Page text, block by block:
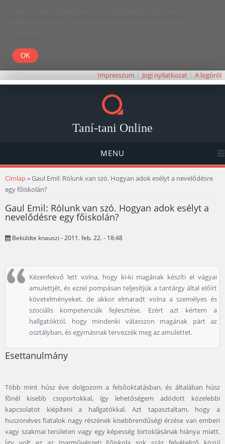
Kedves Olvasó! Weboldalunk böngészésével Ön elfogadja, hogy a
felhasználói élmény javítása céljából cookie-kat használunk.
Köszönjük!
Impresszum Jogi nyilatkozat A logóról
Taní-tani Online
MENU
Jelenlegi hely
Címlap» Gaul Emil: Rólunk van szó. Hogyan adok esélyt a nevelődésre
egy főiskolán?
Gaul Emil: Rólunk van szó. Hogyan adok esélyt a
nevelődésre egy főiskolán?
Beküldte knauszi - 2011. feb. 22. - 18:48
Kézenfekvő lett volna, hogy ki-ki magának készíti el vágyai
amulettjét, és ezzel pompásan teljesítjük a tantárgy által előírt
követelményeket, de akkor elmaradt volna a személyes és
szociális kompetenciák fejlesztése. Ezért azt kértem a
hallgatóktól, hogy mindenki válasszon magának párt az
osztályban, és egymásnak tervezzék meg az amulettet.
Esettanulmány
Több mint húsz éve dolgozom a felsőoktatásban, és általában húsz
főnél kisebb csoportokkal, így lehetőségem adódott közelebbi
kapcsolatot kiépíteni a hallgatókkal. Azt tapasztaltam, hogy a
huszonéves fiatalok nagy részének kisebbrendűségi érzése van emberi
vagy szakmai területen vagy egy képesség birtoklásának hiánya miatt.